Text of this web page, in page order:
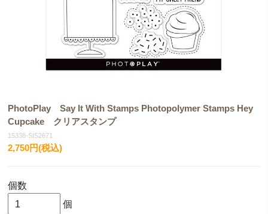
PhotoPlay Say It With Stamps Photopolymer Stamps Hey
Cupcake クリアスタンプ
15338-SIS2671
2,750円(税込)
個数
個